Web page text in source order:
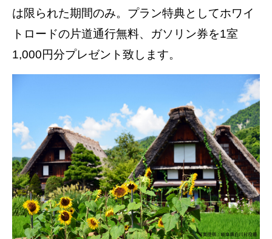
は限られた期間のみ。プラン特典としてホワイ
トロードの片道通行無料、ガソリン券を1室
1,000円分プレゼント致します。